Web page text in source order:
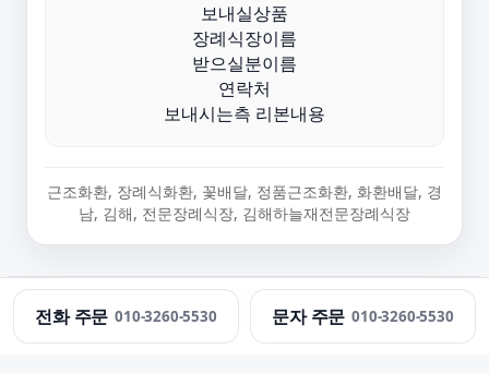
보내실상품
장례식장이름
받으실분이름
연락처
보내시는측 리본내용
근조화환, 장례식화환, 꽃배달, 정품근조화환, 화환배달, 경
남, 김해, 전문장례식장, 김해하늘재전문장례식장
정직한화환 · 근조화환 당일 배송 · 문의:010-3260-5530
전화 주문 010-3260-5530 문자 주문 010-3260-5530